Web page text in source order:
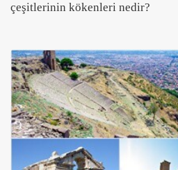
çeşitlerinin kökenleri nedir?